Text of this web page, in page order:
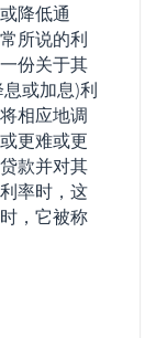
降低通
所说的利
份关于其
或加息)利
相应地调
更难或更
款并对其
率时，这
，它被称